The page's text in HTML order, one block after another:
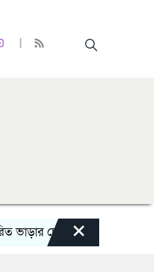
চেয়েও কম নিচ্ছে’
×